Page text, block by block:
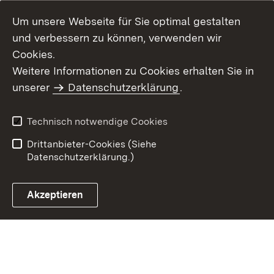
Benutzungshinweise
Erklärung zur
Um unsere Webseite für Sie optimal gestalten
und verbessern zu können, verwenden wir
Cookies.
Weitere Informationen zu Cookies erhalten Sie in
unserer
Datenschutzerklärung.
Technisch notwendige Cookies
Drittanbieter-Cookies (Siehe
Datenschutzerklärung.)
Akzeptieren